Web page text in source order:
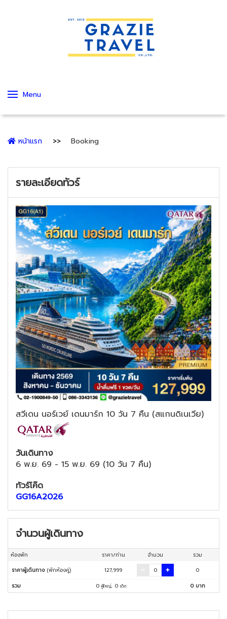
Menu
หน้าแรก Booking
รายละเอียดทัวร์
สวีเดน นอร์เวย์ เดนมาร์ก 10 วัน 7 คืน (สแกนดิเนเวีย)
วันเดินทาง
6 พ.ย. 69 - 15 พ.ย. 69 (10 วัน 7 คืน)
ทัวร์โค๊ด
GG16A2026
จำนวนผู้เดินทาง
ห้องพัก ราคา/ท่าน จำนวน
รวม
ราคาผู้เดินทาง (พักห้องคู่) 127,999 0
รวม 0 ผู้ใหญ่, 0 เด็ก 0 บาท